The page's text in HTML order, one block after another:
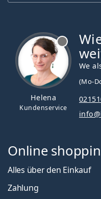
Helena
Kundenservice
We
(Mo-
Online
Alles über den Einkauf
Zahlung